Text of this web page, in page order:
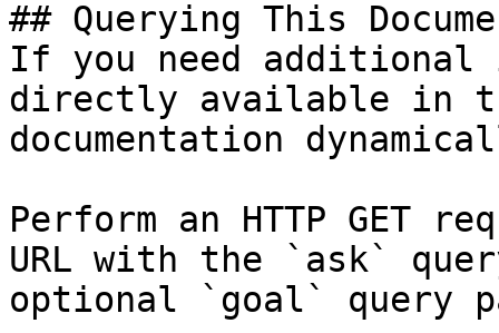
## Querying This
If you need
directly available in
documentation
Perform an HTTP GET
URL with the `ask`
optional `goal` query